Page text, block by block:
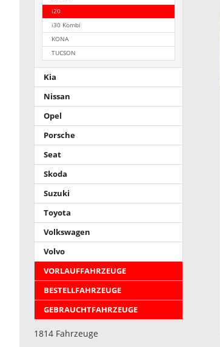
i20
i30 Kombi
KONA
TUCSON
Kia
Nissan
Opel
Porsche
Seat
Skoda
Suzuki
Toyota
Volkswagen
Volvo
VORLAUFFAHRZEUGE
BESTELLFAHRZEUGE
GEBRAUCHTFAHRZEUGE
1814 Fahrzeuge